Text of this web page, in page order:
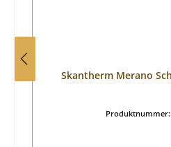
Skantherm Merano
Produktnummer: